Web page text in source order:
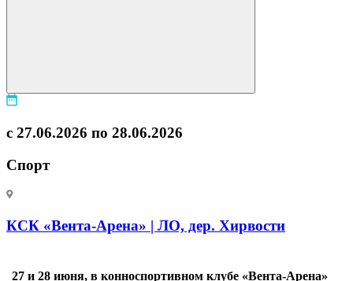
с 27.06.2026 по 28.06.2026
Спорт
КСК «Вента-Арена» | ЛО, дер. Хирвости
27 и 28 июня, в конноспортивном клубе «Вента-Арена»